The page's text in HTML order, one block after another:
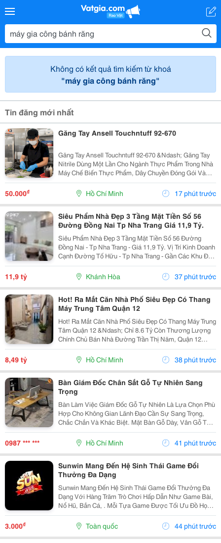
Không có kết quả tìm kiếm từ khoá
"máy gia công bánh răng"
Tin đăng mới nhất
Găng Tay Ansell Touchntuff 92-670
Găng Tay Ansell Touchntuff 92-670 &Ndash; Găng Tay
Nitrile Dùng Một Lần Cho Ngành Thực Phẩm Trong Nhà
Máy Chế Biến Thực Phẩm, Dây Chuyền Đóng Gói Và
Khu Vực Yêu Cầu Vệ Sinh Nghiêm Ngặt, Việc Sử Dụng
Găng Tay Nitrile Dùng Một Lần Giúp Hạn Chế Nguy...
50.000₫ Hồ Chí Minh 17 phút trước
Siêu Phẩm Nhà Đẹp 3 Tầng Mặt Tiền Số 56
Đường Đồng Nai Tp Nha Trang Giá 11,9 Tỷ.
Siêu Phẩm Nhà Đẹp 3 Tầng Mặt Tiền Số 56 Đường
Đồng Nai - Tp Nha Trang - Giá 11,9 Tỷ. Vị Trí Kinh Doanh
Cạnh Đường Tố Hữu - Tp Nha Trang - Gần Các Khu Đô
Thị. Nhà Mới Đẹp 3 Tầng Mặt Tiền + 1 Mặt Hẻm - Kiến
Trúc Hiện Đại - Đầy Đủ Tiện Nghi. - Nhà Có...
11,9 tỷ Khánh Hòa 37 phút trước
Hot! Ra Mắt Căn Nhà Phố Siêu Đẹp Có Thang
Máy Trung Tâm Quận 12
Hot! Ra Mắt Căn Nhà Phố Siêu Đẹp Có Thang Máy Trung
Tâm Quận 12 &Ndash; Chỉ 8.6 Tỷ Còn Thương Lượng
Chính Chủ Bán Nhà Đường Trần Thị Năm, Quận 12
&Ndash; Vị Trí Đẹp, Khu Dân Cư Hiện Hữu, Tiện Ích Đầy
Đủ. Diện Tích: 4M &Times; 20M Nhà...
8,49 tỷ Hồ Chí Minh 38 phút trước
Bàn Giám Đốc Chân Sắt Gỗ Tự Nhiên Sang
Trọng
Bàn Làm Việc Giám Đốc Gỗ Tự Nhiên Là Lựa Chọn Phù
Hợp Cho Không Gian Lãnh Đạo Cần Sự Sang Trọng,
Chắc Chắn Và Khác Biệt. Mặt Bàn Gỗ Dày, Vân Gỗ Tự
Nhiên Đẹp Mắt Kết Hợp Cùng Hệ Chân Sắt Hiện Đại,
Tạo Nên Tổng Thể Vừa Bền Bỉ Vừa Tinh Tế. Mẫu Bàn
0987 *** *** Hồ Chí Minh 41 phút trước
Sunwin Mang Đến Hệ Sinh Thái Game Đổi
Thưởng Đa Dạng
Sunwin Mang Đến Hệ Sinh Thái Game Đổi Thưởng Đa
Dạng Với Hàng Trăm Trò Chơi Hấp Dẫn Như Game Bài,
Nổ Hũ, Bắn Cá, . Mỗi Tựa Game Được Tối Ưu Đồ Họa
Sắc Nét, Thao Tác Mượt Mà, Tỷ Lệ Trả Thưởng Cạnh
Tranh Cùng Hệ Thống Bảo Mật Hiện Đại.
3.000₫ Toàn quốc 44 phút trước